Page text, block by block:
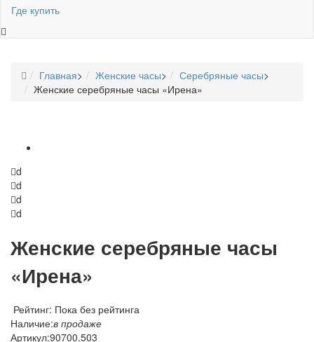
Где купить
Главная> Женские часы> Серебряные часы>
Женские серебряные часы «Ирена»
d
d
d
d
Женские серебряные часы
«Ирена»
Рейтинг: Пока без рейтинга
Наличие:в продаже
Артикул:90700.503